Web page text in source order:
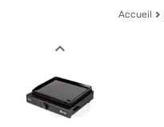
Accueil
expand_less